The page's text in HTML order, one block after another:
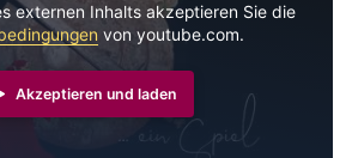
externen Inhalts akzeptieren Sie die
von youtube.com.
Akzeptieren und laden